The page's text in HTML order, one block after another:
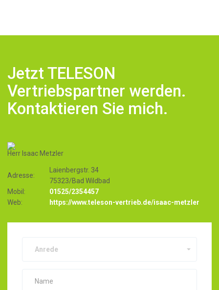
Jetzt TELESON
Vertriebspartner werden.
Kontaktieren Sie mich.
Herr Isaac Metzler
Adresse:
Laienbergstr. 34
75323/Bad Wildbad
Mobil:
01525/2354457
Web:
https://www.teleson-vertrieb.de/isaac-metzler
Anrede